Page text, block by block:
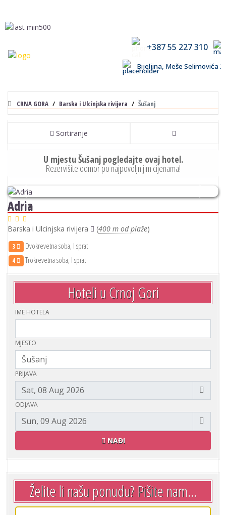
+387 55 227 310
Bijeljina, Meše Selimovića
CRNA GORA Barska i Ulcinjska rivijera Šušanj
Sortiranje
U mjestu Šušanj pogledajte ovaj hotel.
Rezervišite odmor po najpovoljnijim cijenama!
Previous Next
Adria
Barska i Ulcinjska rivijera (400 m od plaže)
3 Dvokrevetna soba, I sprat
4 Trokrevetna soba, I sprat
Hoteli u Crnoj Gori
IME HOTELA
MJESTO
PRIJAVA
ODJAVA
NAĐI
Želite li našu ponudu? Pišite nam...